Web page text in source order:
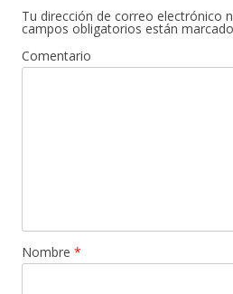
Tu dirección de correo electrónico
campos obligatorios están
Comentario
Nombre *